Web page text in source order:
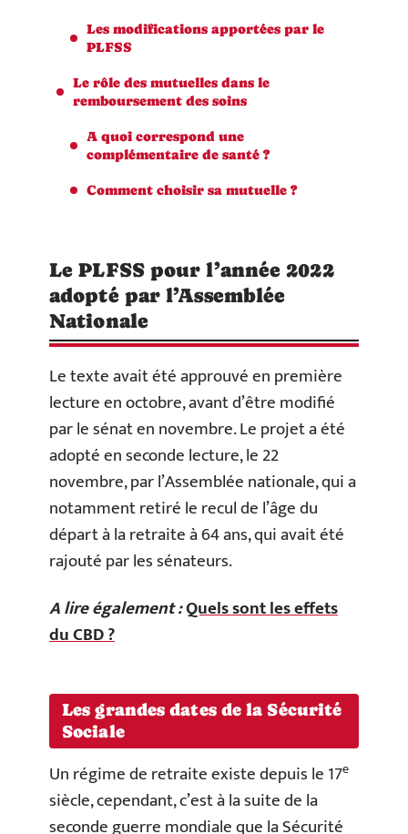
​Les modifications apportées par le
PLFSS
​Le rôle des mutuelles dans le
remboursement des soins
​A quoi correspond une
complémentaire de santé ?
​Comment choisir sa mutuelle ?
​Le PLFSS pour l’année 2022
adopté par l’Assemblée
Nationale
Le texte avait été approuvéen première
lecture en octobre, avant d’être modifié
par le sénat en novembre. Le projet a été
adopté en seconde lecture, le 22
novembre, par l’Assemblée nationale, qui a
notamment retiré le recul de l’âge du
départ à la retraite à 64 ans, qui avait été
rajouté par les sénateurs.
A lire également :Quels sont les effets
du CBD ?
Les grandes datesde la Sécurité
Sociale
Un régime de retraite existe depuis le 17e
siècle, cependant, c’est à la suite de la
seconde guerre mondiale que la Sécurité